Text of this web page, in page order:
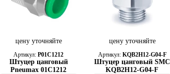
цену уточняйте
Артикул:P01C1212
Штуцер цанговый
Pneumax 01C1212
цену уточняйте
Артикул: KQB2H12-G04-F
Штуцер цанговый SMC
KQB2H12-G04-F